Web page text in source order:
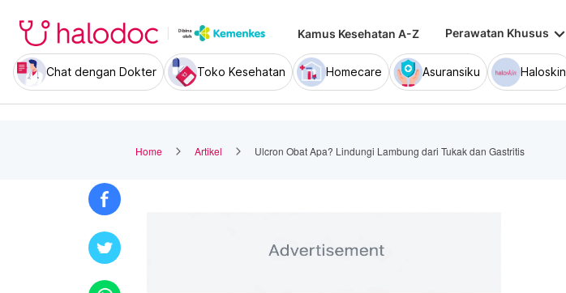
Kamus Kesehatan A-Z Perawatan Khusus keyboard_arrow_down
Chat dengan Dokter Toko Kesehatan Homecare Asuransiku Haloskin
Home Artikel Ulcron Obat Apa? Lindungi Lambung dari Tukak dan Gastritis